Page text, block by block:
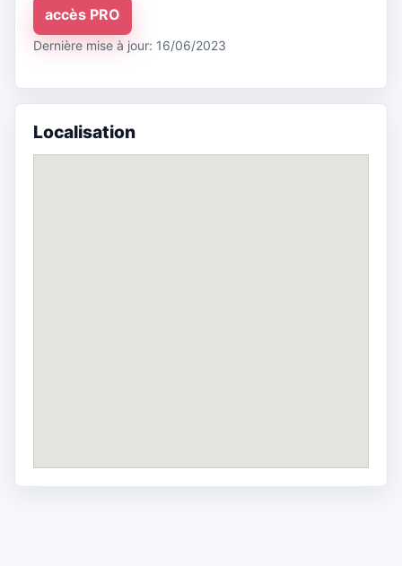
accès PRO
Dernière mise à jour: 16/06/2023
Localisation